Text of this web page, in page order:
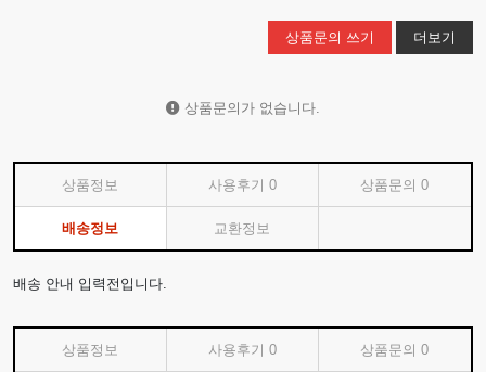
상품문의 쓰기 더보기
상품문의가 없습니다.
상품정보 사용후기 0 상품문의0
배송정보 교환정보
배송 안내 입력전입니다.
상품정보 사용후기 0 상품문의0